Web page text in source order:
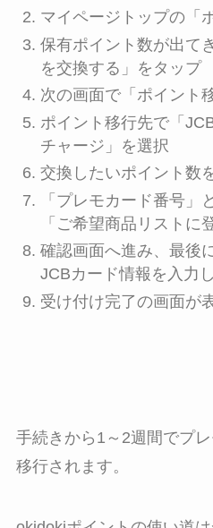
マイページトップの「
保有ポイント数が出て
を交換する」をタップ
次の画面で「ポイント
ポイント移行先で「
チャージ」を選択
交換したいポイント数
「プレモカード番号」
「ご希望商品リストに
確認画面へ進み、最後
JCBカード情報を入力
受け付け完了の画面が
手続きから1～2週間でプ
移行されます。